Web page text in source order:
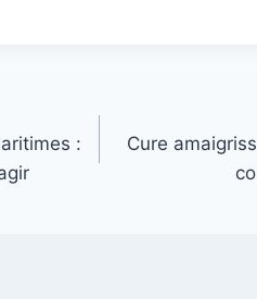
:
Cure